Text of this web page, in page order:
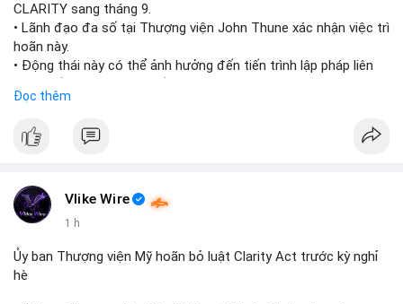
CLARITY sang tháng 9.
• Lãnh đạo đa số tại Thượng viện John Thune xác nhận việc trì
hoãn này.
• Động thái này có thể ảnh hưởng đến tiến trình lập pháp liên
📰 Nguồn: Cointelegraph
Đọc thêm
Vlike Wire
1 h
Ủy ban Thượng viện Mỹ hoãn bỏ luật Clarity Act trước kỳ nghỉ
hè